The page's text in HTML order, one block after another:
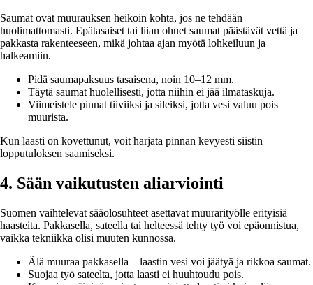
Saumat ovat muurauksen heikoin kohta, jos ne tehdään
huolimattomasti. Epätasaiset tai liian ohuet saumat päästävät vettä ja
pakkasta rakenteeseen, mikä johtaa ajan myötä lohkeiluun ja
halkeamiin.
Pidä saumapaksuus tasaisena, noin 10–12 mm.
Täytä saumat huolellisesti, jotta niihin ei jää ilmataskuja.
Viimeistele pinnat tiiviiksi ja sileiksi, jotta vesi valuu pois
muurista.
Kun laasti on kovettunut, voit harjata pinnan kevyesti siistin
lopputuloksen saamiseksi.
4. Sään vaikutusten aliarviointi
Suomen vaihtelevat sääolosuhteet asettavat muurarityölle erityisiä
haasteita. Pakkasella, sateella tai helteessä tehty työ voi epäonnistua,
vaikka tekniikka olisi muuten kunnossa.
Älä muuraa pakkasella – laastin vesi voi jäätyä ja rikkoa saumat.
Suojaa työ sateelta, jotta laasti ei huuhtoudu pois.